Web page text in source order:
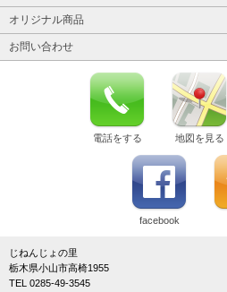
オリジナル商品
お問い合わせ
電話をする 地図を見る
facebook
じねんじょの里
栃木県小山市高椅1955
TEL 0285-49-3545